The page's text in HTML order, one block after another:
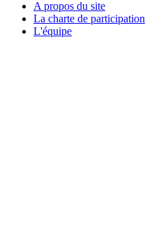
A propos du site
La charte de participation
L'équipe